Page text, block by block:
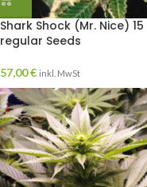
Shark Shock (Mr. Nice) 15
regular Seeds
57,00€ inkl. MwSt